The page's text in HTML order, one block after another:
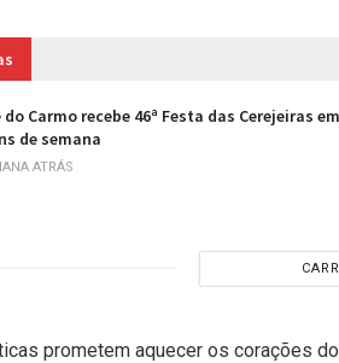
do Carmo recebe 46ª Festa das Cerejeiras em
de semana
ATRÁS
prometem aquecer os corações